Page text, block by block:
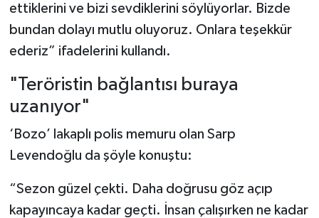
ettiklerini ve bizi sevdiklerini söylüyorlar. Bizde
bundan dolayı mutlu oluyoruz. Onlara teşekkür
ederiz” ifadelerini kullandı.
"Teröristin bağlantısı buraya
uzanıyor"
‘Bozo’ lakaplı polis memuru olan Sarp
Levendoğlu da şöyle konuştu:
“Sezon güzel çekti. Daha doğrusu göz açıp
kapayıncaya kadar geçti. İnsan çalışırken ne kadar